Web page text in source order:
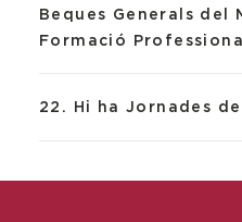
Beques Generals del
Formació
22. Hi ha Jornades